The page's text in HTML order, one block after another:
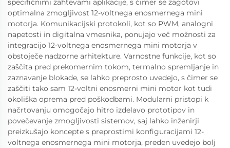
specifičnimi zahtevami aplikacije, s čimer se zagotovi
optimalna zmogljivost 12-voltnega enosmernega mini
motorja. Komunikacijski protokoli, kot so PWM, analogni
napetosti in digitalna vmesnika, ponujajo več možnosti za
integracijo 12-voltnega enosmernega mini motorja v
obstoječe nadzorne arhitekture. Varnostne funkcije, kot so
zaščita pred prekomernim tokom, termalno spremljanje in
zaznavanje blokade, se lahko preprosto uvedejo, s čimer se
zaščiti tako sam 12-voltni enosmerni mini motor kot tudi
okoliška oprema pred poškodbami. Modularni pristopi k
načrtovanju omogočajo hitro izdelavo prototipov in
povečevanje zmogljivosti sistemov, saj lahko inženirji
preizkušajo koncepte s preprostimi konfiguracijami 12-
voltnega enosmernega mini motorja, preden uvedejo bolj